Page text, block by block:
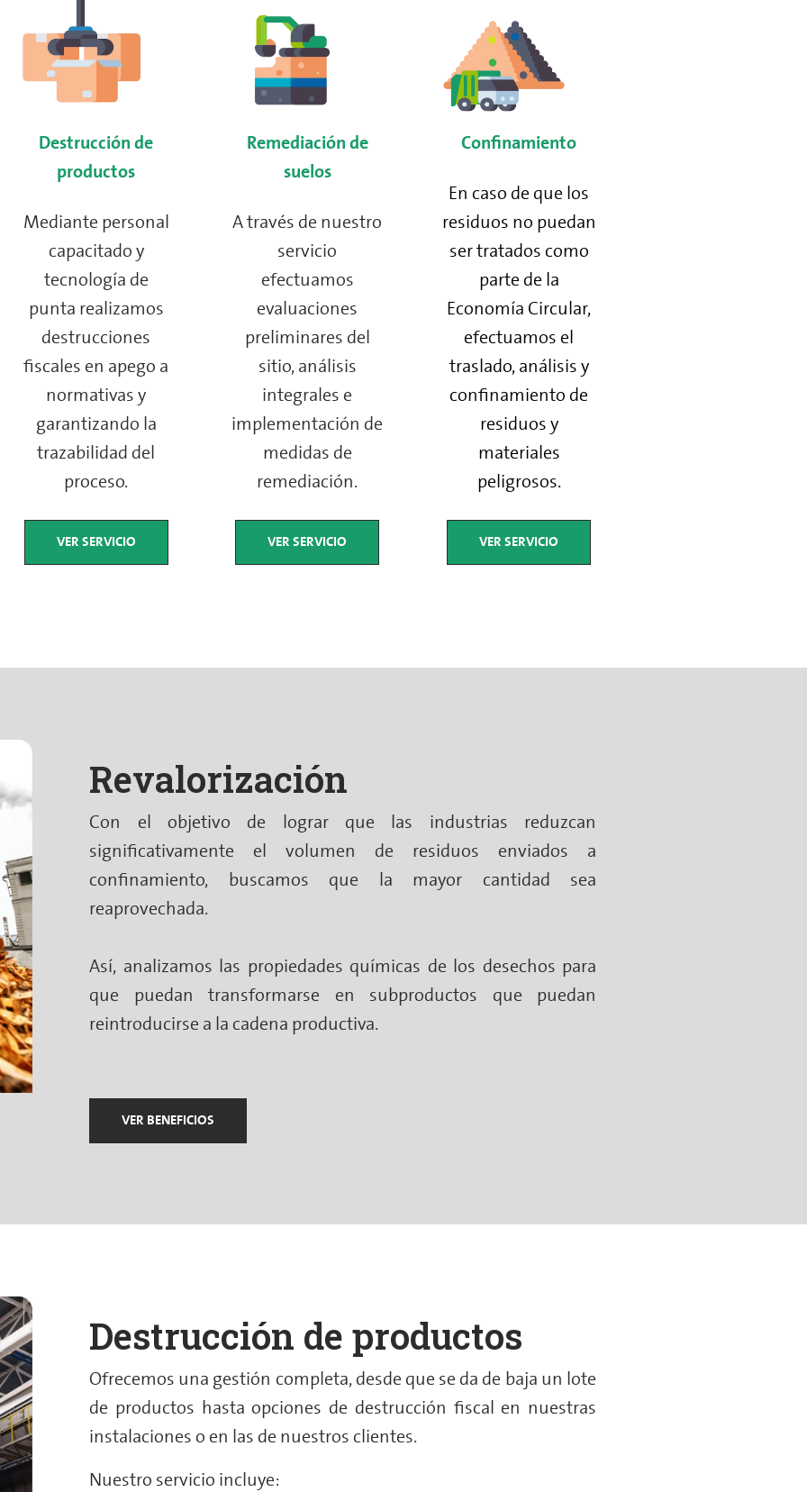
Destrucción de
productos
Mediante personal
capacitado y
tecnología de
punta realizamos
destrucciones
fiscales en apego a
normativas y
garantizando la
trazabilidad del
proceso.
VER SERVICIO
Remediación de
suelos
A través de nuestro
servicio
efectuamos
evaluaciones
preliminares del
sitio, análisis
integrales e
implementación de
medidas de
remediación.
VER SERVICIO
Confinamiento
En caso de que los
residuos no puedan
ser tratados como
parte de la
Economía Circular,
efectuamos el
traslado, análisis y
confinamiento de
residuos y
materiales
peligrosos.
VER SERVICIO
Revalorización
Con el objetivo de lograr que las industrias reduzcan
significativamente el volumen de residuos enviados a
confinamiento, buscamos que la mayor cantidad sea
reaprovechada.
Así, analizamos las propiedades químicas de los desechos para
que puedan transformarse en subproductos que puedan
reintroducirse a la cadena productiva.
VER BENEFICIOS
Destrucción de productos
Ofrecemos una gestión completa, desde que se da de baja un lote
de productos hasta opciones de destrucción fiscal en nuestras
instalaciones o en las de nuestros clientes.
Nuestro servicio incluye: